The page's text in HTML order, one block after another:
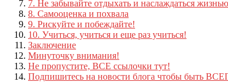
7. Не забывайте отдыхать и наслаждаться жизнью
8. Самооценка и похвала
9. Рискуйте и побеждайте!
10. Учиться, учиться и еще раз учиться!
Заключение
Минуточку внимания!
Не пропустите, ВСЕ ссылочки тут!
Подпишитесь на новости блога чтобы быть